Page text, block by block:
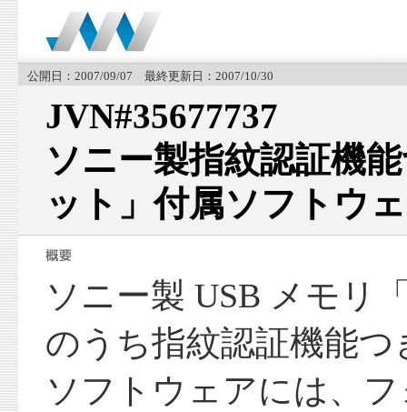
公開日：2007/09/07 最終更新日：2007/10/30
JVN#35677737
ソニー製指紋認証機
ット」付属ソフトウ
ソニー製 USB メモリ
のうち指紋認証機能
ソフトウェアには、